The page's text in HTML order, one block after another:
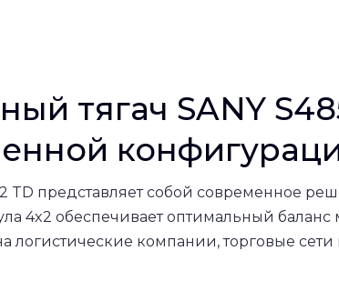
тягач SANY
TD представляет собой современное
4x2 обеспечивает оптимальный
логистические компании, торговые